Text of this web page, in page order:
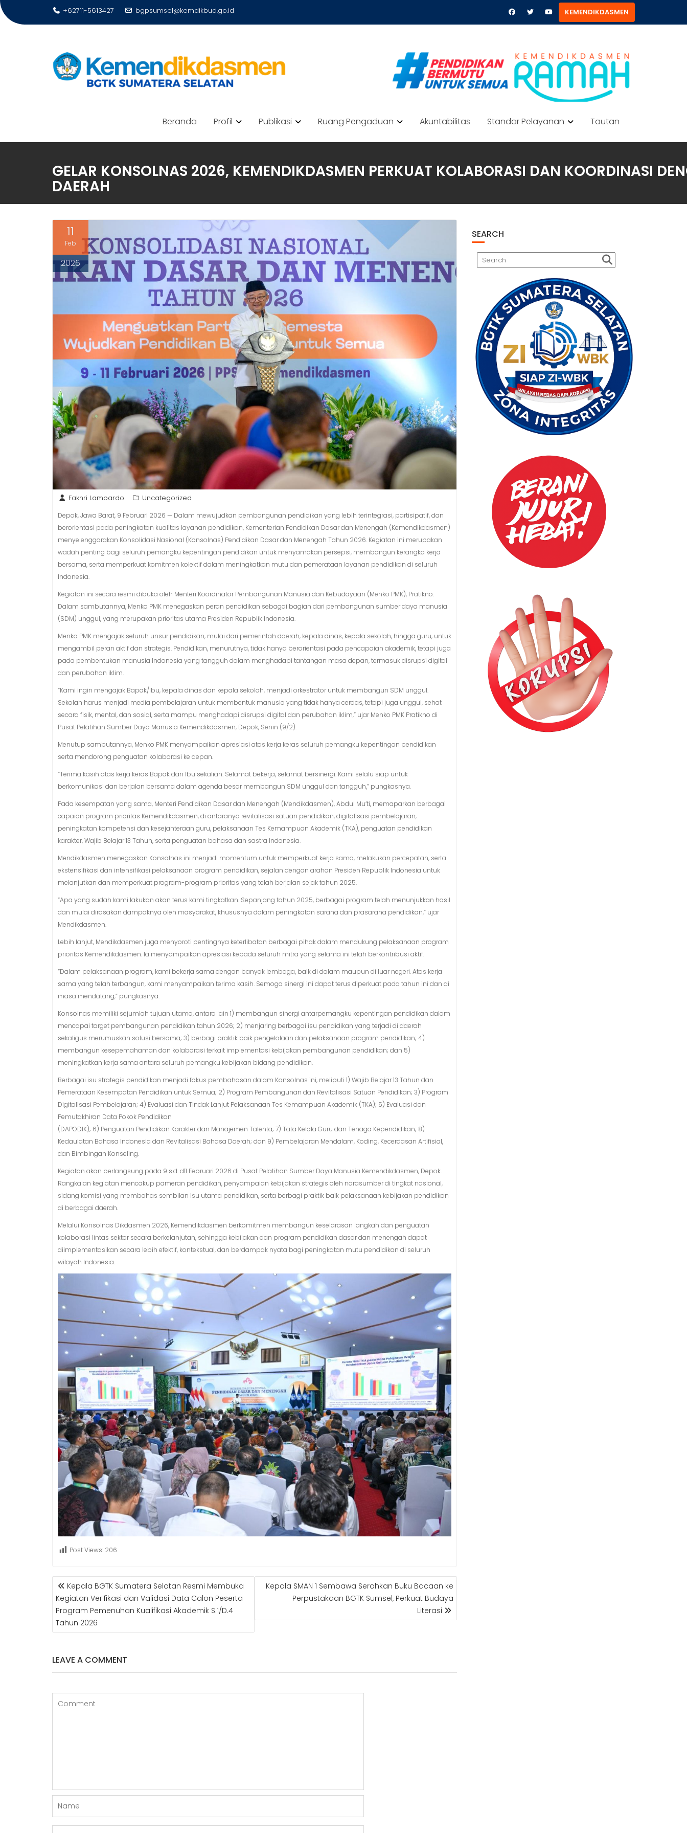
Skip
to
+62711-5613427 bgpsumsel@kemdikbud.go.id KEMENDIKDASMEN
Beranda Profil Publikasi Ruang Pengaduan Akuntabilitas Standar Pelayanan Tautan
GELAR KONSOLNAS 2026, KEMENDIKDASMEN PERKUAT KOLABORASI DAN KOORDINASI
DAERAH
11
Feb
2026
Fakhri Lambardo Uncategorized
Depok, Jawa Barat, 9 Februari 2026 — Dalam mewujudkan pembangunan pendidikan yang lebih terintegrasi, partisipatif, dan
berorientasi pada peningkatan kualitas layanan pendidikan, Kementerian Pendidikan Dasar dan Menengah (Kemendikdasmen)
menyelenggarakan Konsolidasi Nasional (Konsolnas) Pendidikan Dasar dan Menengah Tahun 2026. Kegiatan ini merupakan
wadah penting bagi seluruh pemangku kepentingan pendidikan untuk menyamakan persepsi, membangun kerangka kerja
bersama, serta memperkuat komitmen kolektif dalam meningkatkan mutu dan pemerataan layanan pendidikan di seluruh
Indonesia.
Kegiatan ini secara resmi dibuka oleh Menteri Koordinator Pembangunan Manusia dan Kebudayaan (Menko PMK), Pratikno.
Dalam sambutannya, Menko PMK menegaskan peran pendidikan sebagai bagian dari pembangunan sumber daya manusia
(SDM) unggul, yang merupakan prioritas utama Presiden Republik Indonesia.
Menko PMK mengajak seluruh unsur pendidikan, mulai dari pemerintah daerah, kepala dinas, kepala sekolah, hingga guru, untuk
mengambil peran aktif dan strategis. Pendidikan, menurutnya, tidak hanya berorientasi pada pencapaian akademik, tetapi juga
pada pembentukan manusia Indonesia yang tangguh dalam menghadapi tantangan masa depan, termasuk disrupsi digital
dan perubahan iklim.
“Kami ingin mengajak Bapak/Ibu, kepala dinas dan kepala sekolah, menjadi orkestrator untuk membangun SDM unggul.
Sekolah harus menjadi media pembelajaran untuk membentuk manusia yang tidak hanya cerdas, tetapi juga unggul, sehat
secara fisik, mental, dan sosial, serta mampu menghadapi disrupsi digital dan perubahan iklim,” ujar Menko PMK Pratikno di
Pusat Pelatihan Sumber Daya Manusia Kemendikdasmen, Depok, Senin (9/2).
Menutup sambutannya, Menko PMK menyampaikan apresiasi atas kerja keras seluruh pemangku kepentingan pendidikan
serta mendorong penguatan kolaborasi ke depan.
“Terima kasih atas kerja keras Bapak dan Ibu sekalian. Selamat bekerja, selamat bersinergi. Kami selalu siap untuk
berkomunikasi dan berjalan bersama dalam agenda besar membangun SDM unggul dan tangguh,” pungkasnya.
Pada kesempatan yang sama, Menteri Pendidikan Dasar dan Menengah (Mendikdasmen), Abdul Mu’ti, memaparkan berbagai
capaian program prioritas Kemendikdasmen, di antaranya revitalisasi satuan pendidikan, digitalisasi pembelajaran,
peningkatan kompetensi dan kesejahteraan guru, pelaksanaan Tes Kemampuan Akademik (TKA), penguatan pendidikan
karakter, Wajib Belajar 13 Tahun, serta penguatan bahasa dan sastra Indonesia.
Mendikdasmen menegaskan Konsolnas ini menjadi momentum untuk memperkuat kerja sama, melakukan percepatan, serta
ekstensifikasi dan intensifikasi pelaksanaan program pendidikan, sejalan dengan arahan Presiden Republik Indonesia untuk
melanjutkan dan memperkuat program-program prioritas yang telah berjalan sejak tahun 2025.
“Apa yang sudah kami lakukan akan terus kami tingkatkan. Sepanjang tahun 2025, berbagai program telah menunjukkan hasil
dan mulai dirasakan dampaknya oleh masyarakat, khususnya dalam peningkatan sarana dan prasarana pendidikan,” ujar
Mendikdasmen.
Lebih lanjut, Mendikdasmen juga menyoroti pentingnya keterlibatan berbagai pihak dalam mendukung pelaksanaan program
prioritas Kemendikdasmen. Ia menyampaikan apresiasi kepada seluruh mitra yang selama ini telah berkontribusi aktif.
“Dalam pelaksanaan program, kami bekerja sama dengan banyak lembaga, baik di dalam maupun di luar negeri. Atas kerja
sama yang telah terbangun, kami menyampaikan terima kasih. Semoga sinergi ini dapat terus diperkuat pada tahun ini dan di
masa mendatang,” pungkasnya.
Konsolnas memiliki sejumlah tujuan utama, antara lain 1) membangun sinergi antarpemangku kepentingan pendidikan dalam
mencapai target pembangunan pendidikan tahun 2026; 2) menjaring berbagai isu pendidikan yang terjadi di daerah
sekaligus merumuskan solusi bersama; 3) berbagi praktik baik pengelolaan dan pelaksanaan program pendidikan; 4)
membangun kesepemahaman dan kolaborasi terkait implementasi kebijakan pembangunan pendidikan; dan 5)
meningkatkan kerja sama antara seluruh pemangku kebijakan bidang pendidikan.
Berbagai isu strategis pendidikan menjadi fokus pembahasan dalam Konsolnas ini, meliputi 1) Wajib Belajar 13 Tahun dan
Pemerataan Kesempatan Pendidikan untuk Semua; 2) Program Pembangunan dan Revitalisasi Satuan Pendidikan; 3) Program
Digitalisasi Pembelajaran; 4) Evaluasi dan Tindak Lanjut Pelaksanaan Tes Kemampuan Akademik (TKA); 5) Evaluasi dan
Pemutakhiran Data Pokok Pendidikan
(DAPODIK); 6) Penguatan Pendidikan Karakter dan Manajemen Talenta; 7) Tata Kelola Guru dan Tenaga Kependidikan; 8)
Kedaulatan Bahasa Indonesia dan Revitalisasi Bahasa Daerah; dan 9) Pembelajaran Mendalam, Koding, Kecerdasan Artifisial,
dan Bimbingan Konseling.
Kegiatan akan berlangsung pada 9 s.d. d11 Februari 2026 di Pusat Pelatihan Sumber Daya Manusia Kemendikdasmen, Depok.
Rangkaian kegiatan mencakup pameran pendidikan, penyampaian kebijakan strategis oleh narasumber di tingkat nasional,
sidang komisi yang membahas sembilan isu utama pendidikan, serta berbagi praktik baik pelaksanaan kebijakan pendidikan
di berbagai daerah.
Melalui Konsolnas Dikdasmen 2026, Kemendikdasmen berkomitmen membangun keselarasan langkah dan penguatan
kolaborasi lintas sektor secara berkelanjutan, sehingga kebijakan dan program pendidikan dasar dan menengah dapat
diimplementasikan secara lebih efektif, kontekstual, dan berdampak nyata bagi peningkatan mutu pendidikan di seluruh
wilayah Indonesia.
Post Views: 206
POST
NAVIGATION
Kepala BGTK Sumatera Selatan Resmi Membuka
Kegiatan Verifikasi dan Validasi Data Calon Peserta
Program Pemenuhan Kualifikasi Akademik S.1/D.4
Tahun 2026
Kepala SMAN 1 Sembawa Serahkan Buku Bacaan ke
Perpustakaan BGTK Sumsel, Perkuat Budaya
Literasi
LEAVE A COMMENT
SEARCH